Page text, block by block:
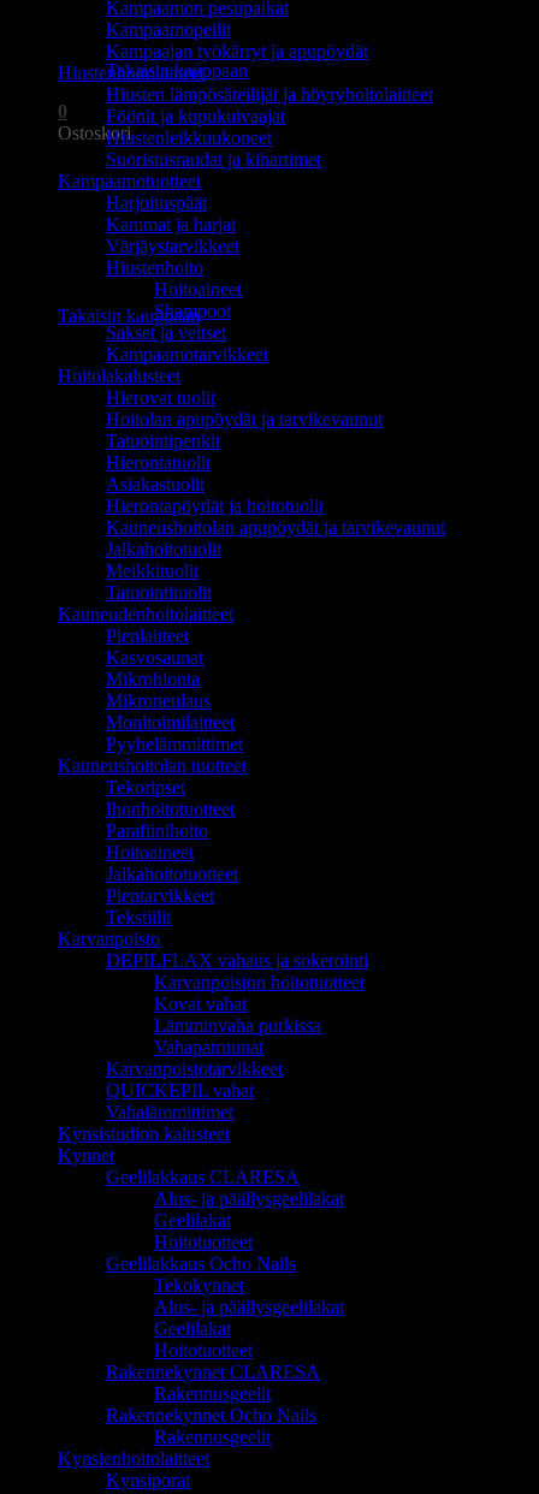
Ostoskori on tyhjä.
Takaisin kauppaan
0
Ostoskori
Ostoskori on tyhjä.
Takaisin kauppaan
Kampaamon pesupaikat
Kampaamopeilit
Kampaajan työkärryt ja apupöydät
Hiustenhoitolaitteet
Hiusten lämpösäteilijät ja höyryhoitolaitteet
Föönit ja kupukuivaajat
Hiustenleikkuukoneet
Suoristusraudat ja kihartimet
Kampaamotuotteet
Harjoituspäät
Kammat ja harjat
Värjäystarvikkeet
Hiustenhoito
Hoitoaineet
Shampoot
Sakset ja veitset
Kampaamotarvikkeet
Hoitolakalusteet
Hierovat tuolit
Hoitolan apupöydät ja tarvikevaunut
Tatuointipenkit
Hierontatuolit
Asiakastuolit
Hierontapöydät ja hoitotuolit
Kauneushoitolan apupöydät ja tarvikevaunut
Jalkahoitotuolit
Meikkituolit
Tatuointituolit
Kauneudenhoitolaitteet
Pienlaitteet
Kasvosaunat
Mikrohionta
Mikroneulaus
Monitoimilaitteet
Pyyhelämmittimet
Kauneushoitolan tuotteet
Tekoripset
Ihonhoitotuotteet
Parafiinihoito
Hoitoaineet
Jalkahoitotuotteet
Pientarvikkeet
Tekstiilit
Karvanpoisto
DEPILFLAX vahaus ja sokerointi
Karvanpoiston hoitotuotteet
Kovat vahat
Lämminvaha purkissa
Vahapatruunat
Karvanpoistotarvikkeet
QUICKEPIL vahat
Vahalämmittimet
Kynsistudion kalusteet
Kynnet
Geelilakkaus CLARESA
Alus- ja päällysgeelilakat
Geelilakat
Hoitotuotteet
Geelilakkaus Ocho Nails
Tekokynnet
Alus- ja päällysgeelilakat
Geelilakat
Hoitotuotteet
Rakennekynnet CLARESA
Rakennusgeelit
Rakennekynnet Ocho Nails
Rakennusgeelit
Kynsienhoitolaitteet
Kynsiporat